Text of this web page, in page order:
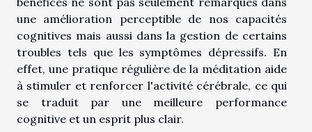
une amélioration perceptible de nos capacités
cognitives mais aussi dans la gestion de certains
troubles tels que les symptômes dépressifs. En
effet, une pratique régulière de la méditation aide
à stimuler et renforcer l'activité cérébrale, ce qui
se traduit par une meilleure performance
cognitive et un esprit plus clair.